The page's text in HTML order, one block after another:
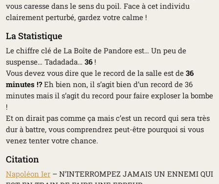
vous caresse dans le sens du poil. Face à cet individu
clairement perturbé, gardez votre calme !
La Statistique
Le chiffre clé de La Boîte de Pandore est… Un peu de
suspense… Tadadada… 36 !
Vous devez vous dire que le record de la salle est de 36
minutes !? Eh bien non, il s’agit bien d’un record de 36
minutes mais il s’agit du record pour faire exploser la bombe
!
Et on dirait pas comme ça mais c’est un record qui sera très
dur à battre, vous comprendrez peut-être pourquoi si vous
venez tenter votre chance.
Citation
Napoléon Ier – N’INTERROMPEZ JAMAIS UN ENNEMI QUI